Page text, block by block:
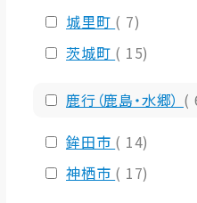
城里町 ( 7)
茨城町 ( 15)
鹿行（鹿島・水郷） (
鉾田市 ( 14)
神栖市 ( 17)